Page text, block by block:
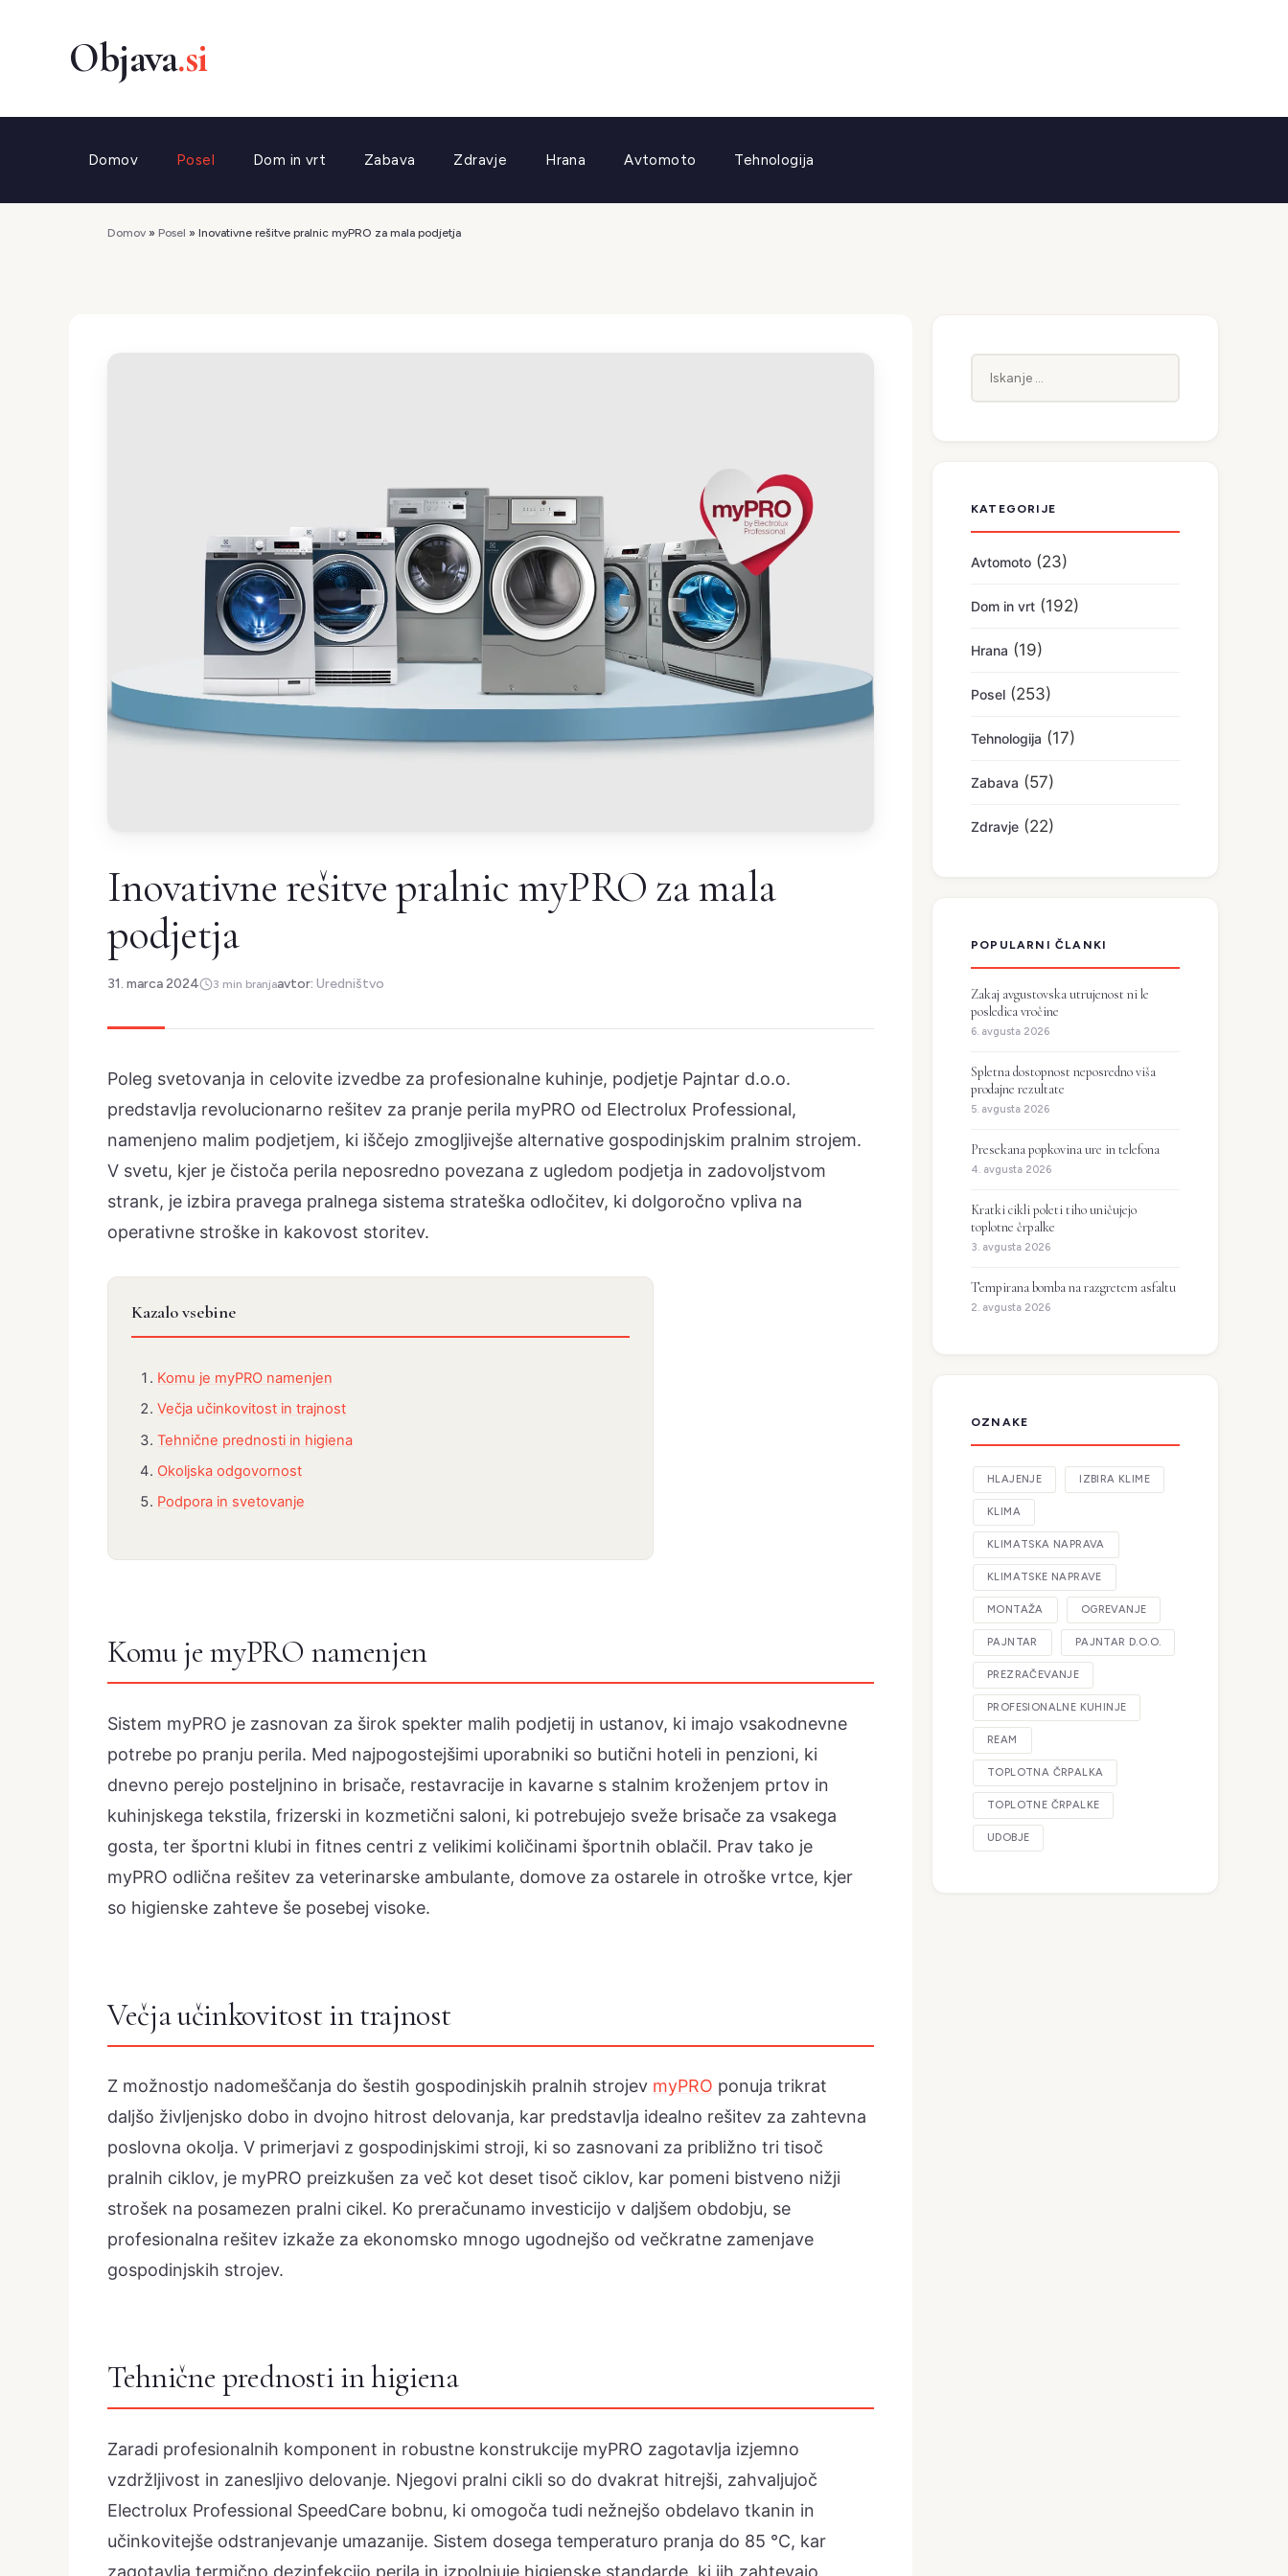
Domov Posel Dom in vrt Zabava Zdravje Hrana Avtomoto Tehnologija
Domov » Posel » Inovativne rešitve pralnic myPRO za mala podjetja
Inovativne rešitve pralnic myPRO za mala
podjetja
31. marca 2024 3 min branjaavtor: Uredništvo
Poleg svetovanja in celovite izvedbe za profesionalne kuhinje, podjetje Pajntar d.o.o.
predstavlja revolucionarno rešitev za pranje perila myPRO od Electrolux Professional,
namenjeno malim podjetjem, ki iščejo zmogljivejše alternative gospodinjskim pralnim strojem.
V svetu, kjer je čistoča perila neposredno povezana z ugledom podjetja in zadovoljstvom
strank, je izbira pravega pralnega sistema strateška odločitev, ki dolgoročno vpliva na
operativne stroške in kakovost storitev.
Kazalo vsebine
Komu je myPRO namenjen
Večja učinkovitost in trajnost
Tehnične prednosti in higiena
Okoljska odgovornost
Podpora in svetovanje
Komu je myPRO namenjen
Sistem myPRO je zasnovan za širok spekter malih podjetij in ustanov, ki imajo vsakodnevne
potrebe po pranju perila. Med najpogostejšimi uporabniki so butični hoteli in penzioni, ki
dnevno perejo posteljnino in brisače, restavracije in kavarne s stalnim kroženjem prtov in
kuhinjskega tekstila, frizerski in kozmetični saloni, ki potrebujejo sveže brisače za vsakega
gosta, ter športni klubi in fitnes centri z velikimi količinami športnih oblačil. Prav tako je
myPRO odlična rešitev za veterinarske ambulante, domove za ostarele in otroške vrtce, kjer
so higienske zahteve še posebej visoke.
Večja učinkovitost in trajnost
Z možnostjo nadomeščanja do šestih gospodinjskih pralnih strojev myPRO ponuja trikrat
daljšo življenjsko dobo in dvojno hitrost delovanja, kar predstavlja idealno rešitev za zahtevna
poslovna okolja. V primerjavi z gospodinjskimi stroji, ki so zasnovani za približno tri tisoč
pralnih ciklov, je myPRO preizkušen za več kot deset tisoč ciklov, kar pomeni bistveno nižji
strošek na posamezen pralni cikel. Ko preračunamo investicijo v daljšem obdobju, se
profesionalna rešitev izkaže za ekonomsko mnogo ugodnejšo od večkratne zamenjave
gospodinjskih strojev.
Tehnične prednosti in higiena
Zaradi profesionalnih komponent in robustne konstrukcije myPRO zagotavlja izjemno
vzdržljivost in zanesljivo delovanje. Njegovi pralni cikli so do dvakrat hitrejši, zahvaljujoč
Electrolux Professional SpeedCare bobnu, ki omogoča tudi nežnejšo obdelavo tkanin in
učinkovitejše odstranjevanje umazanije. Sistem dosega temperaturo pranja do 85 °C, kar
zagotavlja termično dezinfekcijo perila in izpolnjuje higienske standarde, ki jih zahtevajo
KATEGORIJE
Avtomoto (23)
Dom in vrt (192)
Hrana (19)
Posel (253)
Tehnologija (17)
Zabava (57)
Zdravje (22)
POPULARNI ČLANKI
Zakaj avgustovska utrujenost ni le
posledica vročine
6. avgusta 2026
Spletna dostopnost neposredno viša
prodajne rezultate
5. avgusta 2026
Presekana popkovina ure in telefona
4. avgusta 2026
Kratki cikli poleti tiho uničujejo
toplotne črpalke
3. avgusta 2026
Tempirana bomba na razgretem asfaltu
2. avgusta 2026
OZNAKE
HLAJENJE IZBIRA KLIME
KLIMA
KLIMATSKA NAPRAVA
KLIMATSKE NAPRAVE
MONTAŽA OGREVANJE
PAJNTAR PAJNTAR D.O.O.
PREZRAČEVANJE
PROFESIONALNE KUHINJE
REAM
TOPLOTNA ČRPALKA
TOPLOTNE ČRPALKE
UDOBJE